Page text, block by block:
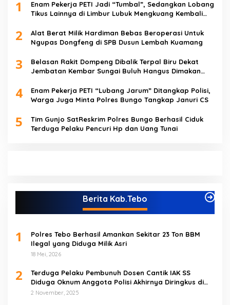
1
Enam Pekerja PETI Jadi “Tumbal”, Sedangkan Lobang
Tikus Lainnya di Limbur Lubuk Mengkuang Kembali
2
Alat Berat Milik Hardiman Bebas Beroperasi Untuk
Ngupas Dongfeng di SPB Dusun Lembah Kuamang
3
Belasan Rakit Dompeng Dibalik Terpal Biru Dekat
Jembatan Kembar Sungai Buluh Hangus Dimakan
4
Enam Pekerja PETI “Lubang Jarum” Ditangkap Polisi,
Warga Juga Minta Polres Bungo Tangkap Januri CS
5
Tim Gunjo SatReskrim Polres Bungo Berhasil Ciduk
Terduga Pelaku Pencuri Hp dan Uang Tunai
Berita Kab.Tebo
1
Polres Tebo Berhasil Amankan Sekitar 23 Ton BBM
Ilegal yang Diduga Milik Asri
18 Mei, 2026
2
Terduga Pelaku Pembunuh Dosen Cantik IAK SS
Diduga Oknum Anggota Polisi Akhirnya Diringkus di
Tebo Tengah
2 November, 2025